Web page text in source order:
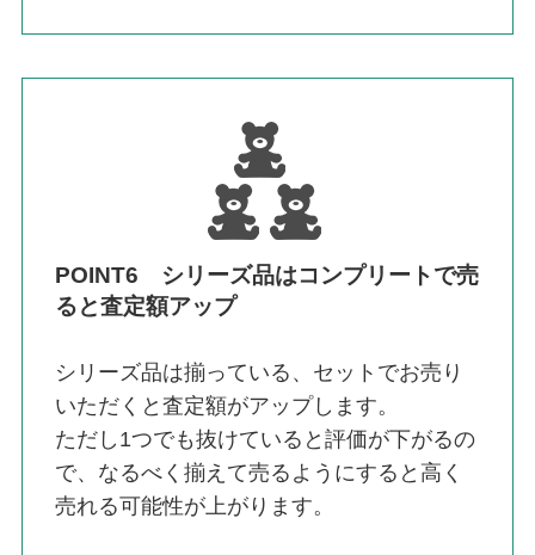
POINT6 シリーズ品はコンプリートで売
ると査定額アップ
シリーズ品は揃っている、セットでお売り
いただくと査定額がアップします。
ただし1つでも抜けていると評価が下がるの
で、なるべく揃えて売るようにすると高く
売れる可能性が上がります。